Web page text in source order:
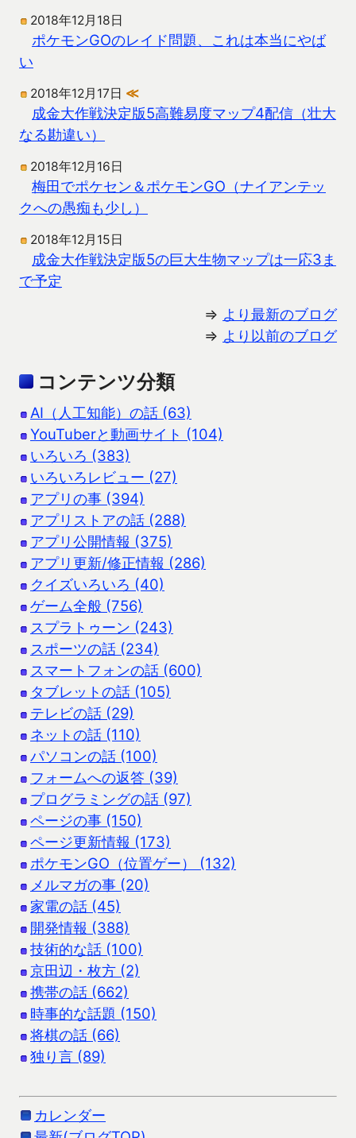
2018年12月18日
ポケモンGOのレイド問題、これは本当にやば
い
2018年12月17日 ≪
成金大作戦決定版5高難易度マップ4配信（壮大
なる勘違い）
2018年12月16日
梅田でポケセン＆ポケモンGO（ナイアンテッ
クへの愚痴も少し）
2018年12月15日
成金大作戦決定版5の巨大生物マップは一応3ま
で予定
⇒ より最新のブログ
⇒ より以前のブログ
コンテンツ分類
AI（人工知能）の話 (63)
YouTuberと動画サイト (104)
いろいろ (383)
いろいろレビュー (27)
アプリの事 (394)
アプリストアの話 (288)
アプリ公開情報 (375)
アプリ更新/修正情報 (286)
クイズいろいろ (40)
ゲーム全般 (756)
スプラトゥーン (243)
スポーツの話 (234)
スマートフォンの話 (600)
タブレットの話 (105)
テレビの話 (29)
ネットの話 (110)
パソコンの話 (100)
フォームへの返答 (39)
プログラミングの話 (97)
ページの事 (150)
ページ更新情報 (173)
ポケモンGO（位置ゲー） (132)
メルマガの事 (20)
家電の話 (45)
開発情報 (388)
技術的な話 (100)
京田辺・枚方 (2)
携帯の話 (662)
時事的な話題 (150)
将棋の話 (66)
独り言 (89)
カレンダー